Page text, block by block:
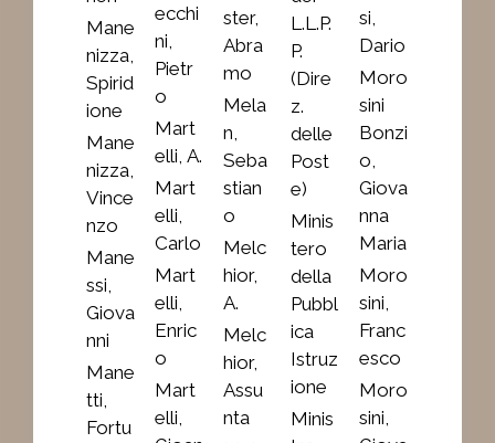
Mane
nizza,
Spirid
ione
Mane
nizza,
Vince
nzo
Mane
ssi,
Giova
nni
Mane
tti,
Fortu
ecchi
ni,
Pietr
o
Mart
elli, A.
Mart
elli,
Carlo
Mart
elli,
Enric
o
Mart
elli,
ster,
Abra
mo
Mela
n,
Seba
stian
o
Melc
hior,
A.
Melc
hior,
Assu
nta
L.L.P.
P.
(Dire
z.
delle
Post
e)
Minis
tero
della
Pubbl
ica
Istruz
ione
Minis
si,
Dario
Moro
sini
Bonzi
o,
Giova
nna
Maria
Moro
sini,
Franc
esco
Moro
sini,